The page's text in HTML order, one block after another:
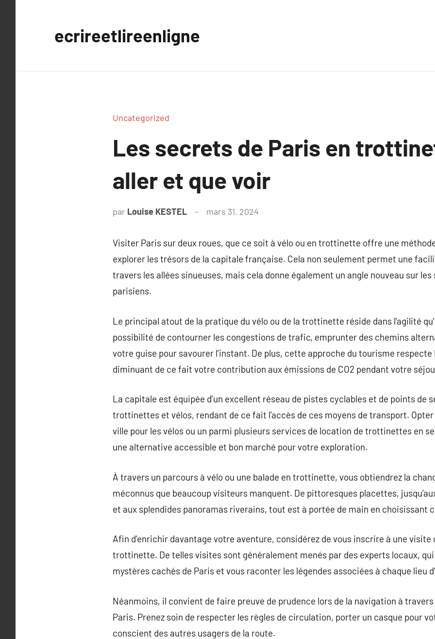
ecrireetlireenligne
Uncategorized
Les secrets de Paris en
aller et que voir
par Louise KESTEL mars 31, 2024
Visiter Paris sur deux roues, que ce soit à vélo ou en trottinette offre une
explorer les trésors de la capitale française. Cela non seulement permet une
travers les allées sinueuses, mais cela donne également un angle nouveau sur
parisiens.
Le principal atout de la pratique du vélo ou de la trottinette réside dans l’agilité
possibilité de contourner les congestions de trafic, emprunter des chemins
votre guise pour savourer l’instant. De plus, cette approche du tourisme respecte
diminuant de ce fait votre contribution aux émissions de CO2 pendant votre
La capitale est équipée d’un excellent réseau de pistes cyclables et de points de
trottinettes et vélos, rendant de ce fait l’accès de ces moyens de transport. Opter
ville pour les vélos ou un parmi plusieurs services de location de trottinettes en
une alternative accessible et bon marché pour votre exploration.
À travers un parcours à vélo ou une balade en trottinette, vous obtiendrez la
méconnus que beaucoup visiteurs manquent. De pittoresques placettes,
et aux splendides panoramas riverains, tout est à portée de main en choisissant
Afin d’enrichir davantage votre aventure, considérez de vous inscrire à une visite
trottinette. De telles visites sont généralement menés par des experts locaux,
mystères cachés de Paris et vous raconter les légendes associées à chaque lieu
Néanmoins, il convient de faire preuve de prudence lors de la navigation à
Paris. Prenez soin de respecter les règles de circulation, porter un casque pour
conscient des autres usagers de la route.